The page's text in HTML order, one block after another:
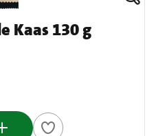
Kaas 130 g